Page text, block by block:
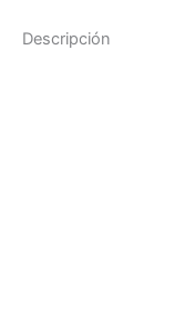
Descripción